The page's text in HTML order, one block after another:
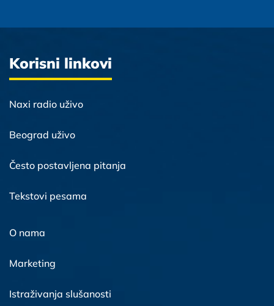
Korisni linkovi
Naxi radio uživo
Beograd uživo
Često postavljena pitanja
Tekstovi pesama
O nama
Marketing
Istraživanja slušanosti